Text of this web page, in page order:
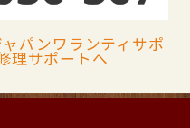
パンワランティサポ
理サポートへ